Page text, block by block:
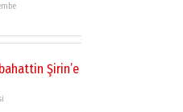
Şirin’e